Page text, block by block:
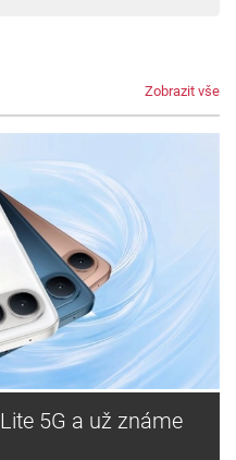
Zobrazit vše
5G a už známe